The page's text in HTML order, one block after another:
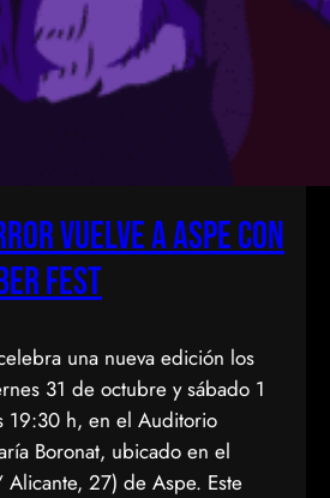
vuelve a Aspe con
Fest
una nueva edición los
31 de octubre y sábado 1
19:30 h, en el Auditorio
Boronat, ubicado en el
27) de Aspe. Este